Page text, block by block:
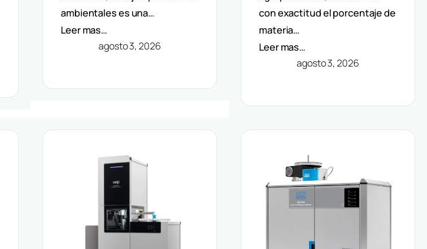
Método Randall
ambientales es una…
Leer mas…
agosto 3, 2026
Grasa Total En
Alimentos
con exactitud el porcentaje de
materia…
Leer mas…
agosto 3, 2026